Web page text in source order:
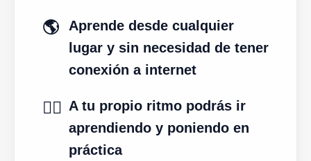
🌎
Aprende desde cualquier
lugar y sin necesidad de tener
conexión a internet
✍🏻 A tu propio ritmo podrás ir
aprendiendo y poniendo en
práctica